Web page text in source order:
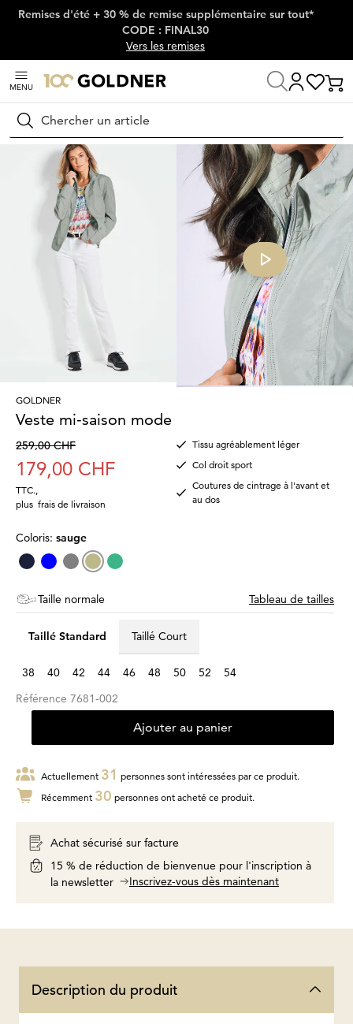
Passer la navigation, aller directement au contenu
Remises d'été + 30 % de remise supplémentaire sur tout*
CODE : FINAL30
Vers les remises
MENU
Rechercher
Maison Mode femme Vestes & blazers
GOLDNER
Veste mi-saison mode
259,00 CHF
179,00 CHF
TTC.
plus frais de livraison
Tissu agréablement léger
Col droit sport
Coutures de cintrage à l'avant et
au dos
Coloris: sauge
Taille normale Tableau de tailles
Taillé Standard Taillé Court
38 40 42 44 46 48 50 52
54
Référence 7681-002
Ajouter au panier
Actuellement 31 personnes sont intéressées par ce produit.
Récemment 30 personnes ont acheté ce produit.
Achat sécurisé sur facture
15 % de réduction de bienvenue pour l'inscription à
la newsletter
Inscrivez-vous dès maintenant
Description du produit